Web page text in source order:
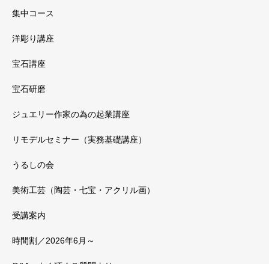
集中コース
洋彫り講座
宝石講座
宝石研磨
ジュエリー作家の為の起業講座
リモデルセミナー（実務基礎講座）
うるしの会
美術工芸（陶芸・七宝・アクリル画）
受講案内
時間割／2026年6月～